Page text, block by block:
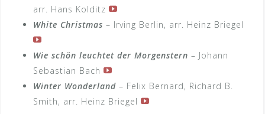
arr. Hans Kolditz
White Christmas – Irving Berlin, arr. Heinz Briegel
Wie schön leuchtet der Morgenstern – Johann
Sebastian Bach
Winter Wonderland – Felix Bernard, Richard B.
Smith, arr. Heinz Briegel